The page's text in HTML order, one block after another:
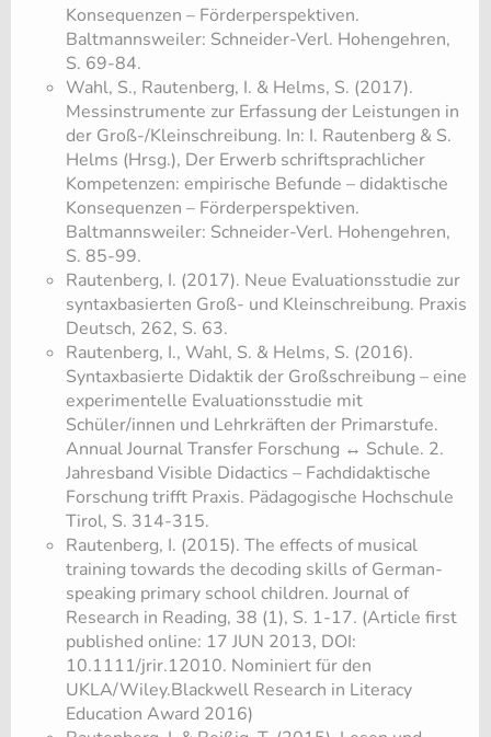
Konsequenzen – Förderperspektiven.
Baltmannsweiler: Schneider-Verl. Hohengehren,
S. 69-84.
Wahl, S., Rautenberg, I. & Helms, S. (2017).
Messinstrumente zur Erfassung der Leistungen in
der Groß-/Kleinschreibung. In: I. Rautenberg & S.
Helms (Hrsg.), Der Erwerb schriftsprachlicher
Kompetenzen: empirische Befunde – didaktische
Konsequenzen – Förderperspektiven.
Baltmannsweiler: Schneider-Verl. Hohengehren,
S. 85-99.
Rautenberg, I. (2017). Neue Evaluationsstudie zur
syntaxbasierten Groß- und Kleinschreibung. Praxis
Deutsch, 262, S. 63.
Rautenberg, I., Wahl, S. & Helms, S. (2016).
Syntaxbasierte Didaktik der Großschreibung – eine
experimentelle Evaluationsstudie mit
Schüler/innen und Lehrkräften der Primarstufe.
Annual Journal Transfer Forschung ↔ Schule. 2.
Jahresband Visible Didactics – Fachdidaktische
Forschung trifft Praxis. Pädagogische Hochschule
Tirol, S. 314-315.
Rautenberg, I. (2015). The effects of musical
training towards the decoding skills of German-
speaking primary school children. Journal of
Research in Reading, 38 (1), S. 1-17. (Article first
published online: 17 JUN 2013, DOI:
10.1111/jrir.12010. Nominiert für den
UKLA/Wiley.Blackwell Research in Literacy
Education Award 2016)